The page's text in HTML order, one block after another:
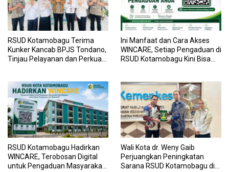
RSUD Kotamobagu Terima
Kunker Kancab BPJS Tondano,
Tinjau Pelayanan dan Perkuat
Ini Manfaat dan Cara Akses
WINCARE, Setiap Pengaduan di
RSUD Kotamobagu Kini Bisa
RSUD Kotamobagu Hadirkan
WINCARE, Terobosan Digital
untuk Pengaduan Masyarakat
Wali Kota dr. Weny Gaib
Perjuangkan Peningkatan
Sarana RSUD Kotamobagu di